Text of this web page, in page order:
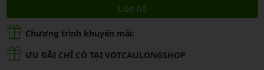
Liên hệ
Chương trình khuyến mãi:
ƯU ĐÃI CHỈ CÓ TẠI VOTCAULONGSHOP